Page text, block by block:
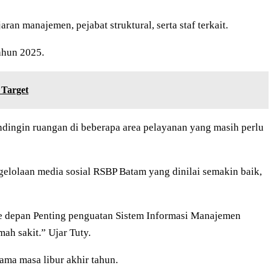
manajemen, pejabat struktural, serta staf terkait.
2025.
ruangan di beberapa area pelayanan yang masih perlu
media sosial RSBP Batam yang dinilai semakin baik,
Penting penguatan Sistem Informasi Manajemen
sakit.” Ujar Tuty.
masa libur akhir tahun.